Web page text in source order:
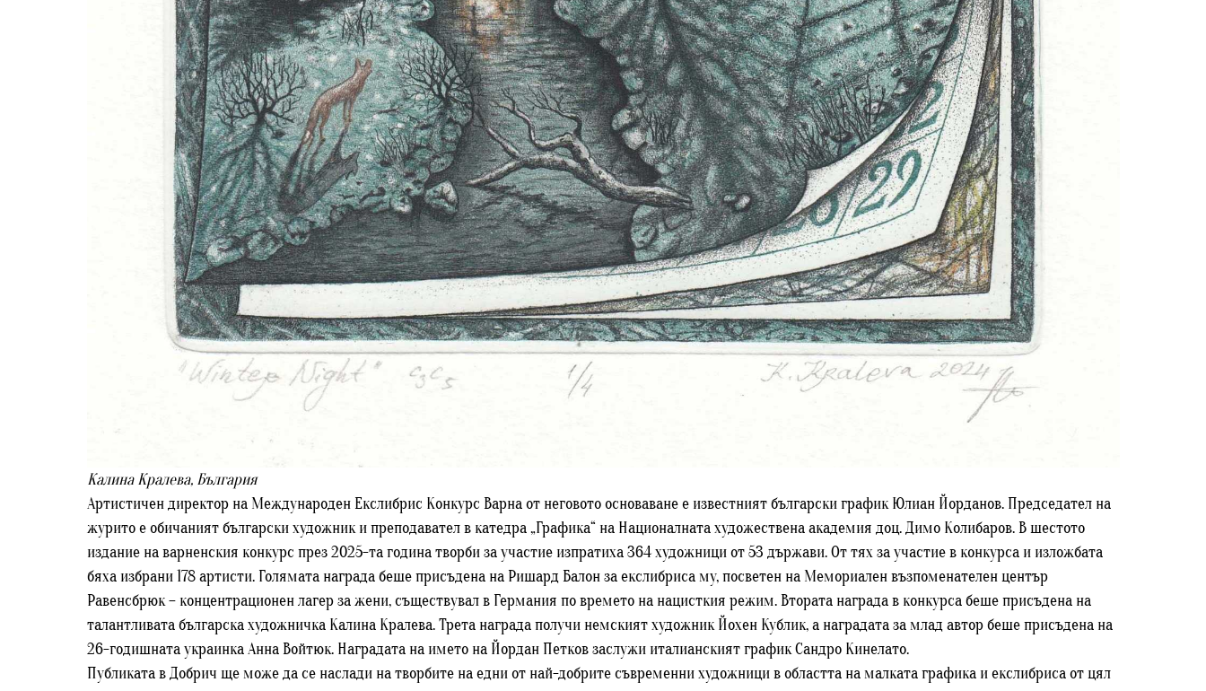
Калина Кралева, България
Артистичен директор на Международен Екслибрис Конкурс Варна от неговото основаване е известният български график Юлиан Йорданов. Председател на
журито е обичаният български художник и преподавател в катедра „Графика“ на Националната художествена академия доц. Димо Колибаров. В шестото
издание на варненския конкурс през 2025-та година творби за участие изпратиха 364 художници от 53 държави. От тях за участие в конкурса и изложбата
бяха избрани 178 артисти. Голямата награда беше присъдена на Ришард Балон за екслибриса му, посветен на Мемориален възпоменателен център
Равенсбрюк – концентрационен лагер за жени, съществувал в Германия по времето на нацисткия режим. Втората награда в конкурса беше присъдена на
талантливата българска художничка Калина Кралева. Трета награда получи немският художник Йохен Кублик, а наградата за млад автор беше присъдена на
26-годишната украинка Анна Войтюк. Наградата на името на Йордан Петков заслужи италианският график Сандро Кинелато.
Публиката в Добрич ще може да се наслади на творбите на едни от най-добрите съвременни художници в областта на малката графика и екслибриса от цял